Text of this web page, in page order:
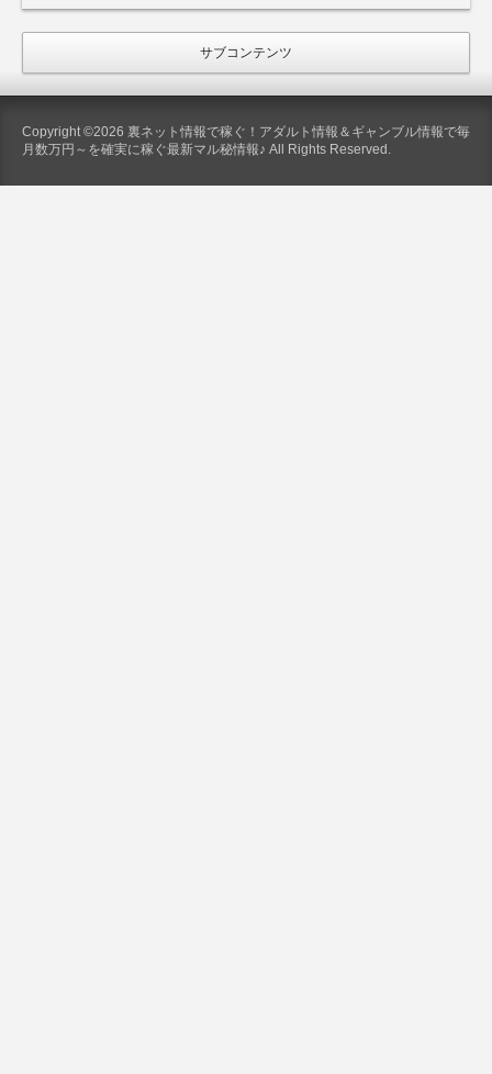
サブコンテンツ
Copyright ©2026 裏ネット情報で稼ぐ！アダルト情報＆ギャンブル情報で毎
月数万円～を確実に稼ぐ最新マル秘情報♪ All Rights Reserved.